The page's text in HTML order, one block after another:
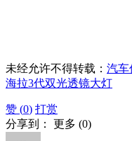
未经允许不得转载： 汽车
海拉3代双光透镜大灯
赞 (0) 打赏
分享到： 更多 (0)